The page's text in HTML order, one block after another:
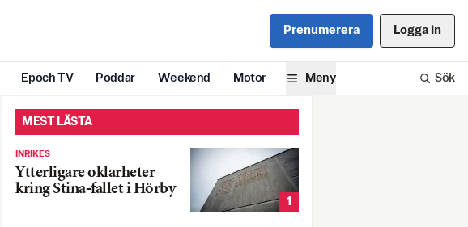
Prenumerera Logga in
Epoch TV Poddar Weekend Motor Meny Sök
MEST LÄSTA
INRIKES
Ytterligare oklarheter
kring Stina-fallet i Hörby
1